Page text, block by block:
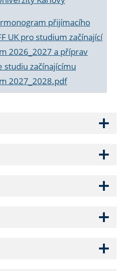
přijímacího
UK pro studium začínající
2026_2027 a příprav
studiu začínajícímu
2027_2028.pdf